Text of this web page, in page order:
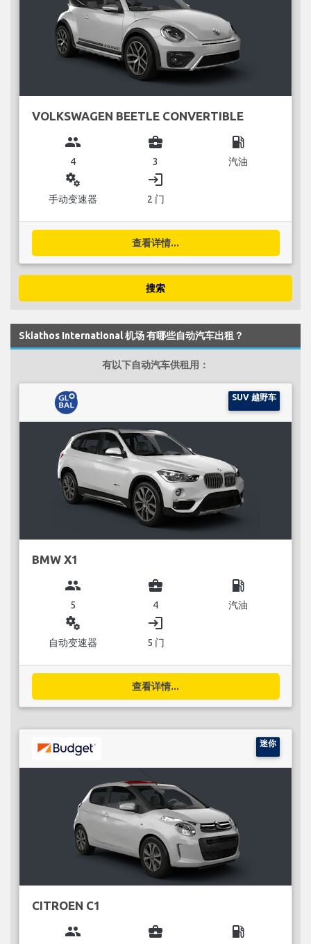
VOLKSWAGEN BEETLE CONVERTIBLE
group
4
business_center
3
local_gas_station
汽油
miscellaneous_services
手动变速器
login
2 门
查看详情...
搜索
Skiathos International 机场 有哪些自动汽车出租？
有以下自动汽车供租用：
SUV 越野车
BMW X1
group
5
business_center
4
local_gas_station
汽油
miscellaneous_services
自动变速器
login
5 门
查看详情...
迷你
CITROEN C1
group business_center local_gas_station